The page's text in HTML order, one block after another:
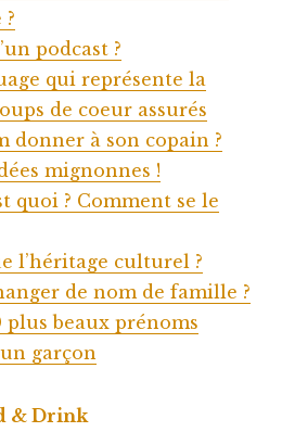
podcast ?
qui représente la
de coeur assurés
donner à son copain ?
mignonnes !
quoi ? Comment se le
l’héritage culturel ?
de nom de famille ?
plus beaux prénoms
garçon
& Drink